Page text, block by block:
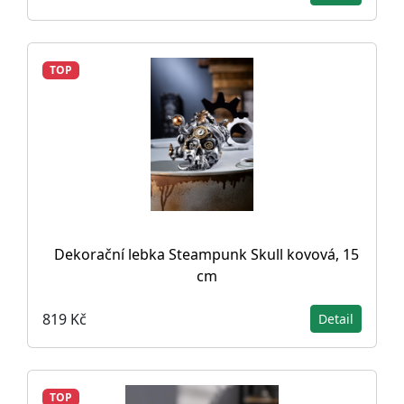
TOP
Dekorační lebka Steampunk Skull kovová, 15
cm
819 Kč Detail
TOP